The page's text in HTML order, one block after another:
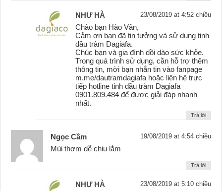
NHƯ HÀ 23/08/2019 at 4:52 chiều
Chào bạn Hào Vân,
Cảm ơn bạn đã tin tưởng và sử dụng tinh
dầu tràm Dagiafa.
Chúc bạn và gia đình dồi dào sức khỏe.
Trong quá trình sử dụng, cần hỗ trợ thêm
thông tin, mời bạn nhắn tin vào fanpage
m.me/dautramdagiafa hoặc liên hệ trực
tiếp hotline tinh dầu tràm Dagiafa
0901.809.484 để được giải đáp nhanh
nhất.
Trả lời
Ngọc Cầm 19/08/2019 at 4:54 chiều
Mùi thơm dễ chịu lắm
Trả lời
NHƯ HÀ 23/08/2019 at 5:10 chiều